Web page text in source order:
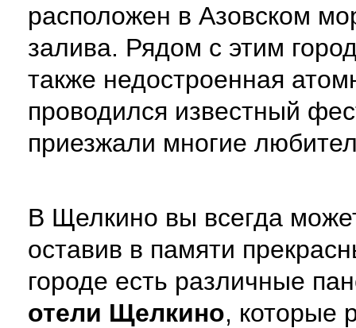
расположен в Азовском
залива. Рядом с этим
также недостроенная
проводился известный
приезжали многие
В Щелкино вы всегда
оставив в памяти
городе есть различные
отели Щелкино, которые